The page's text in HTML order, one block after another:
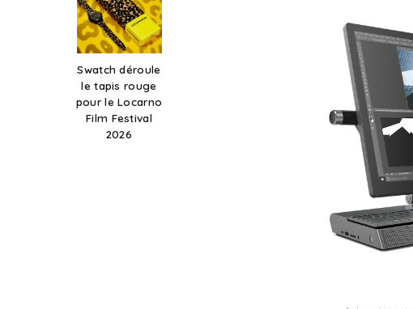
Swatch déroule
le tapis rouge
pour le Locarno
Film Festival
2026